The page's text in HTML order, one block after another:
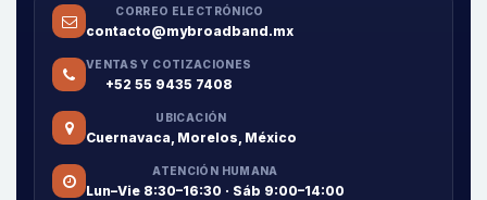
CORREO ELECTRÓNICO
contacto@mybroadband.mx
VENTAS Y COTIZACIONES
+52 55 9435 7408
UBICACIÓN
Cuernavaca, Morelos, México
ATENCIÓN HUMANA
Lun–Vie 8:30–16:30 · Sáb 9:00–14:00